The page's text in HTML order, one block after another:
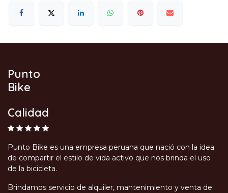
Punto
Bike
Calidad
Punto Bike es una empresa peruana que nació con la idea
de compartir el estilo de vida activo que nos brinda el uso
de la bicicleta.
Brindamos servicio de alquiler, mantenimiento y venta de